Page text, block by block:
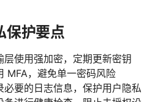
保护要点
层使用强加密，定期更新密钥
MFA，避免单一密码风险
必要的日志信息，保护用户隐私